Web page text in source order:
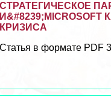
СТРАТЕГИЧЕСКОЕ
КРИЗИСА
Статья в формате PDF